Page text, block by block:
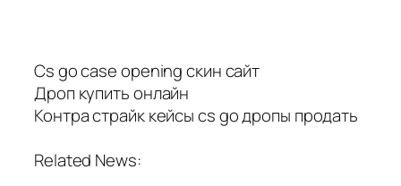
Cs go case opening скин сайт
Дроп купить онлайн
Контра страйк кейсы cs go дропы продать
Related News: